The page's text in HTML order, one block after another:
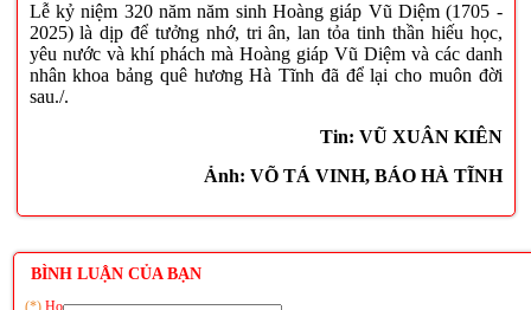
Lễ kỷ niệm 320 năm năm sinh Hoàng giáp Vũ Diệm (1705 -
2025)là dịp để tưởng nhớ, tri ân,lan tỏa tinh thần hiếu học,
yêu nước và khí phách mà Hoàng giáp Vũ Diệm và các danh
nhân khoa bảng quê hương Hà Tĩnh đã để lại cho muôn đời
sau./.
Tin: VŨ XUÂN KIÊN
Ảnh: VÕ TÁ VINH, BÁO HÀ TĨNH
BÌNH LUẬN CỦA BẠN
(*) Họ